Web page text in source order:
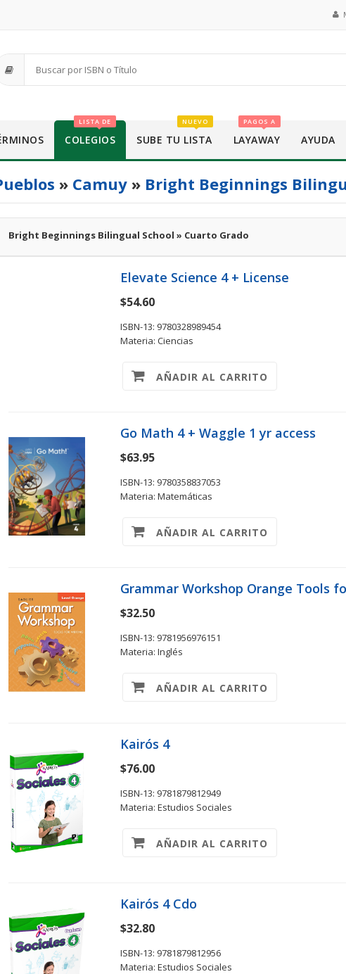
COLEGIOS
LISTA DE
SUBE TU LISTA
NUEVO
LAYAWAY
PAGOS A
AYUDA
» Camuy» Bright Beginnings
Bright Beginnings Bilingual School » Cuarto Grado
Elevate Science 4 + License
$54.60
ISBN-13: 9780328989454
Materia: Ciencias
AÑADIR AL CARRITO
Go Math 4 + Waggle 1 yr access
$63.95
ISBN-13: 9780358837053
Materia: Matemáticas
AÑADIR AL CARRITO
Grammar Workshop Orange Tools
$32.50
ISBN-13: 9781956976151
Materia: Inglés
AÑADIR AL CARRITO
Kairós 4
$76.00
ISBN-13: 9781879812949
Materia: Estudios Sociales
AÑADIR AL CARRITO
Kairós 4 Cdo
$32.80
ISBN-13: 9781879812956
Materia: Estudios Sociales